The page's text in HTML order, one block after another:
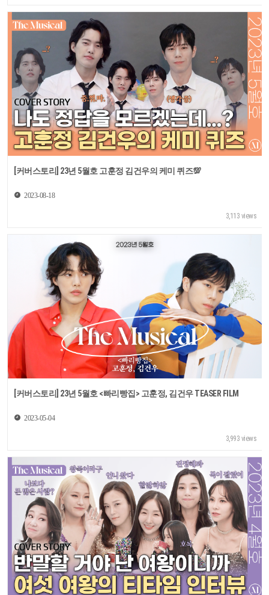
[커버스토리] 23년 5월호 고훈정 김건우의 케미 퀴즈💯
2023-08-18
3,113 views
[커버스토리] 23년 5월호 <빠리빵집> 고훈정, 김건우 TEASER FILM
2023-05-04
3,993 views